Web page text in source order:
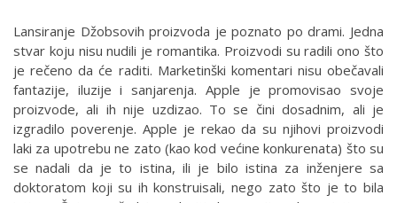
Lansiranje Džobsovih proizvoda je poznato po drami. Jedna
stvar koju nisu nudili je romantika. Proizvodi su radili ono što
je rečeno da će raditi. Marketinški komentari nisu obečavali
fantazije, iluzije i sanjarenja. Apple je promovisao svoje
proizvode, ali ih nije uzdizao. To se čini dosadnim, ali je
izgradilo poverenje. Apple je rekao da su njihovi proizvodi
laki za upotrebu ne zato (kao kod većine konkurenata) što su
se nadali da je to istina, ili je bilo istina za inženjere sa
doktoratom koji su ih konstruisali, nego zato što je to bila